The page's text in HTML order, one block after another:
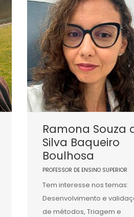
Ramona Souza
Silva Baqueiro
Boulhosa
PROFESSOR DE ENSINO SUPERIOR
Tem interesse nos temas:
Desenvolvimento e
de métodos, Triagem e